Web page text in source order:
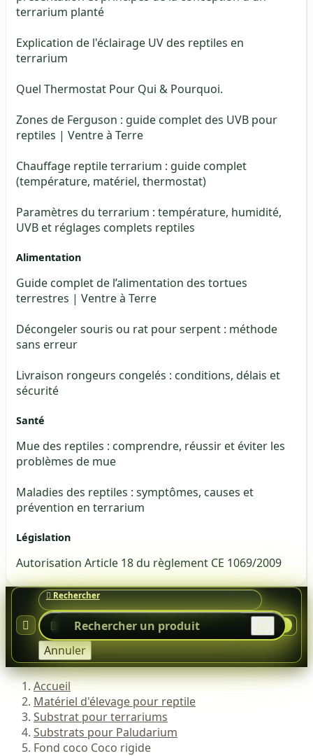
terrarium planté
Explication de l'éclairage UV des reptiles en
terrarium
Quel Thermostat Pour Qui & Pourquoi.
Zones de Ferguson : guide complet des UVB pour
reptiles | Ventre à Terre
Chauffage reptile terrarium : guide complet
(température, matériel, thermostat)
Paramètres du terrarium : température, humidité,
UVB et réglages complets reptiles
Alimentation
Guide complet de l’alimentation des tortues
terrestres | Ventre à Terre
Décongeler souris ou rat pour serpent : méthode
sans erreur
Livraison rongeurs congelés : conditions, délais et
sécurité
Santé
Mue des reptiles : comprendre, réussir et éviter les
problèmes de mue
Maladies des reptiles : symptômes, causes et
prévention en terrarium
Législation
Autorisation Article 18 du règlement CE 1069/2009



Annuler

Accueil
Matériel d'élevage pour reptile
Substrat pour terrariums
Substrats pour Paludarium
Fond coco Coco rigide